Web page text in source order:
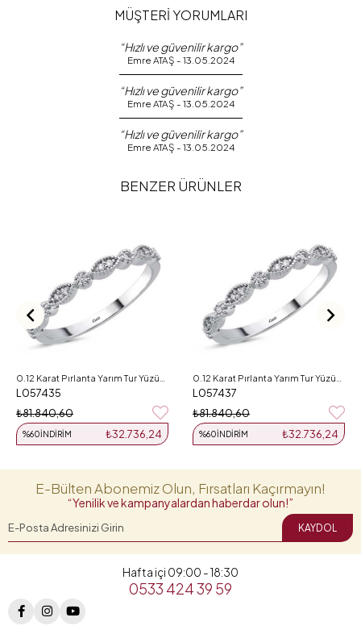
MÜŞTERİ YORUMLARI
“Hızlı ve güvenilir kargo”
Emre ATAŞ - 13.05.2024
“Hızlı ve güvenilir kargo”
Emre ATAŞ - 13.05.2024
“Hızlı ve güvenilir kargo”
Emre ATAŞ - 13.05.2024
BENZER ÜRÜNLER
L057435
₺32.736,24
%60İNDIRIM
₺81.840,60
L057437
₺32.736,24
%60İNDIRIM
₺81.840,60
E-Bülten Abonemiz Olun, Fırsatları Kaçırmayın!
“Yenilik ve kampanyalardan haberdar olun!”
KAYDOL
Hafta içi 09:00 - 18:30
0533 424 39 59